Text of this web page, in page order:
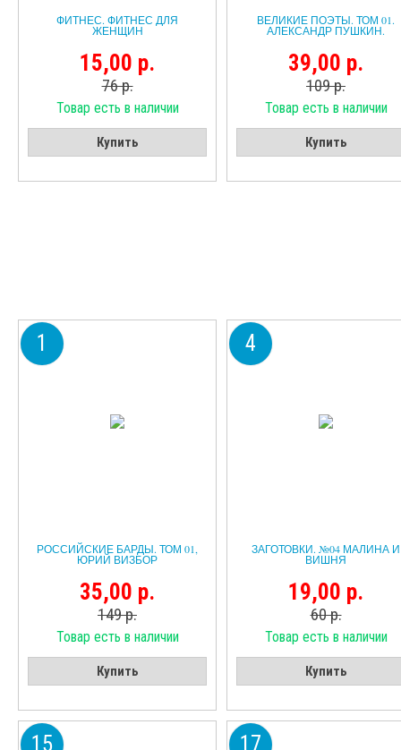
ФИТНЕС. ФИТНЕС ДЛЯ
ЖЕНЩИН
15,00 р.
76 р.
Товар есть в наличии
Купить
ВЕЛИКИЕ ПОЭТЫ. ТОМ 01.
АЛЕКСАНДР ПУШКИН.
39,00 р.
109 р.
Товар есть в наличии
Купить
1
РОССИЙСКИЕ БАРДЫ. ТОМ 01,
ЮРИЙ ВИЗБОР
35,00 р.
149 р.
Товар есть в наличии
Купить
4
ЗАГОТОВКИ. №04 МАЛИНА И
ВИШНЯ
19,00 р.
60 р.
Товар есть в наличии
Купить
15 17